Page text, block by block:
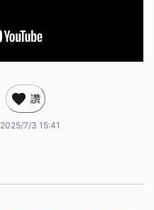
讚
2025/7/3 15:41